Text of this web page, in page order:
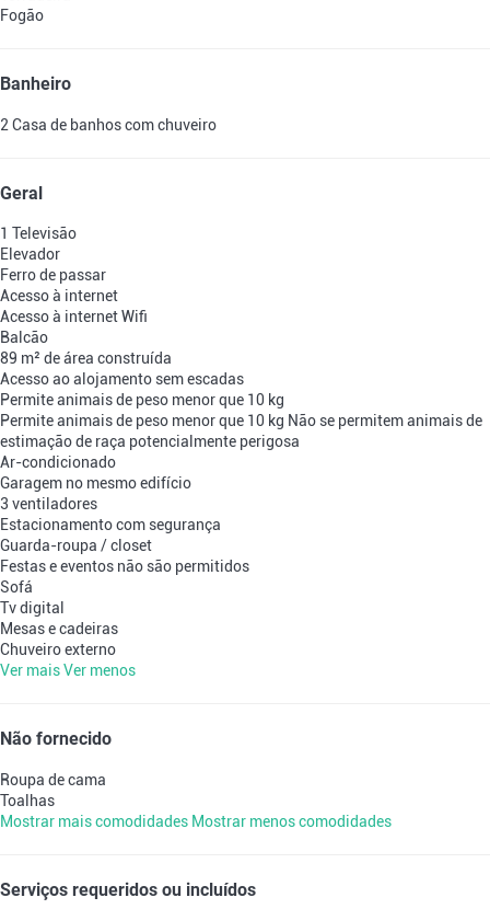
Fogão
Banheiro
2 Casa de banhos com chuveiro
Geral
1 Televisão
Elevador
Ferro de passar
Acesso à internet
Acesso à internetWifi
Balcão
89 m² de área construída
Acesso ao alojamento sem escadas
Permite animais de peso menor que 10 kg
Permite animais de peso menor que 10 kg Não se permitem animais de
estimação de raça potencialmente perigosa
Ar-condicionado
Garagem no mesmo edifício
3 ventiladores
Estacionamento com segurança
Guarda-roupa / closet
Festas e eventos não são permitidos
Sofá
Tv digital
Mesas e cadeiras
Chuveiro externo
Ver maisVer menos
Não fornecido
Roupa de cama
Toalhas
Mostrar mais comodidades Mostrar menos comodidades
Serviços requeridos ou incluídos